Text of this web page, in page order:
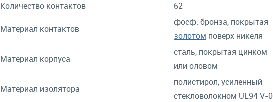
Количество контактов
62
Материал контактов
фосф. бронза, покрытая
золотом поверх никеля
Материал корпуса
сталь, покрытая цинком
или оловом
Материал изолятора
полистирол, усиленный
стекловолокном UL94 V-0